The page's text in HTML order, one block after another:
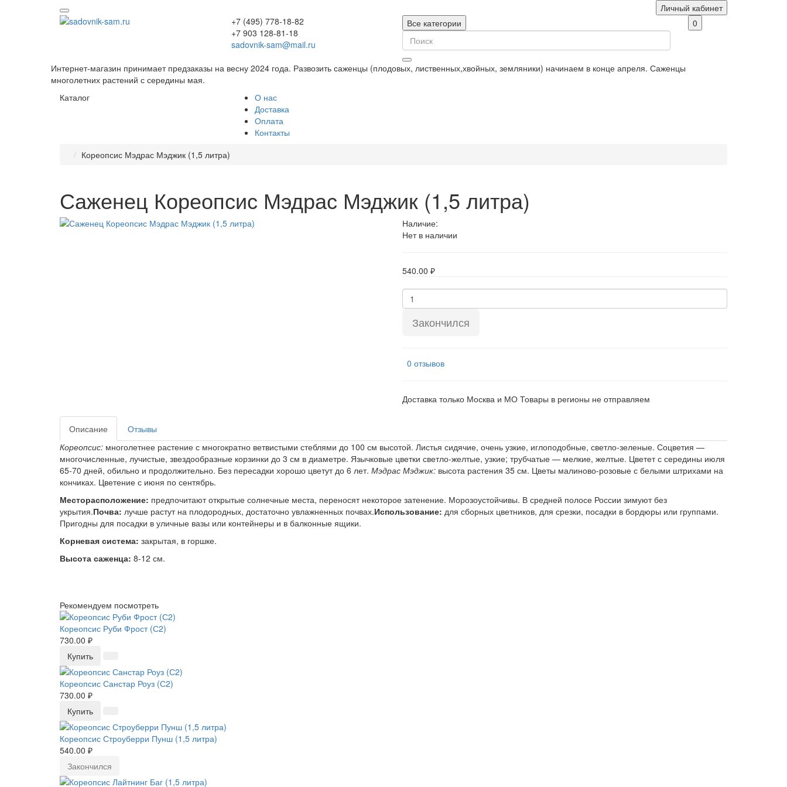
Личный кабинет
+7 (495) 778-18-82
+7 903 128-81-18
sadovnik-sam@mail.ru
0
Все категории
Интернет-магазин принимает предзаказы на весну 2024 года. Развозить саженцы (плодовых, лиственных,хвойных, земляники) начинаем в конце апреля. Саженцы
многолетних растений с середины мая.
Каталог
О нас
Доставка
Оплата
Контакты
Кореопсис Мэдрас Мэджик (1,5 литра)
Саженец Кореопсис Мэдрас Мэджик (1,5 литра)
Наличие:
Нет в наличии
540.00 ₽
Закончился
0 отзывов
Доставка только Москва и МО Товары в регионы не отправляем
Описание
Отзывы
Кореопсис: многолетнее растение с многократно ветвистыми стеблями до 100 см высотой. Листья сидячие, очень узкие, иглоподобные, светло-зеленые. Соцветия —
многочисленные, лучистые, звездообразные корзинки до 3 см в диаметре. Язычковые цветки светло-желтые, узкие; трубчатые — мелкие, желтые. Цветет с середины июля
65-70 дней, обильно и продолжительно. Без пересадки хорошо цветут до 6 лет. Мэдрас Мэджик: высота растения 35 см. Цветы малиново-розовые с белыми штрихами на
кончиках. Цветение с июня по сентябрь.
Месторасположение: предпочитают открытые солнечные места, переносят некоторое затенение. Морозоустойчивы. В средней полосе России зимуют без
укрытия.Почва: лучше растут на плодородных, достаточно увлажненных почвах.Использование: для сборных цветников, для срезки, посадки в бордюры или группами.
Пригодны для посадки в уличные вазы или контейнеры и в балконные ящики.
Корневая система: закрытая, в горшке.
Высота саженца: 8-12 см.
Рекомендуем посмотреть
Кореопсис Руби Фрост (С2)
730.00 ₽
Купить
Кореопсис Санстар Роуз (С2)
730.00 ₽
Купить
Кореопсис Строуберри Пунш (1,5 литра)
540.00 ₽
Закончился